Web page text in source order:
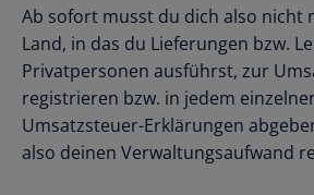
Ab sofort musst du dich also nicht
Land, in das du Lieferungen bzw.
Privatpersonen ausführst, zur
registrieren bzw. in jedem
Umsatzsteuer-Erklärungen
also deinen Verwaltungsaufwand